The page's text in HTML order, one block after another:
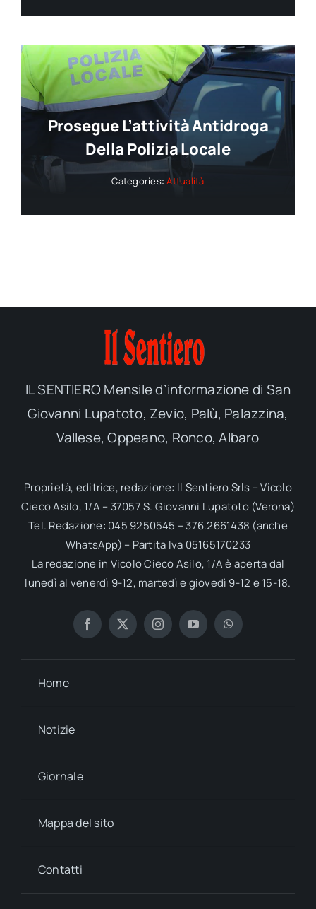
Prosegue L’attività Antidroga
Della Polizia Locale
Categories:Attualità
IL SENTIERO Mensile d’informazione di San
Giovanni Lupatoto, Zevio, Palù, Palazzina,
Vallese, Oppeano, Ronco, Albaro
Proprietà, editrice, redazione: Il Sentiero Srls – Vicolo
Cieco Asilo, 1/A – 37057 S. Giovanni Lupatoto (Verona)
Tel. Redazione: 045 9250545 – 376.2661438 (anche
WhatsApp) – Partita Iva 05165170233
La redazione in Vicolo Cieco Asilo, 1/A è aperta dal
lunedì al venerdì 9-12, martedì e giovedì 9-12 e 15-18.
Home
Notizie
Giornale
Mappa del sito
Contatti